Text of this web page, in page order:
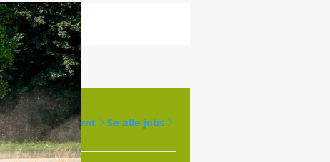
Opret agent Se alle jobs